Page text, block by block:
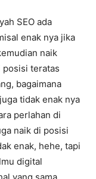
SEO ada
enak nya jika
naik
posisi teratas
bagaimana
tidak enak nya
perlahan di
naik di posisi
enak, hehe, tapi
digital